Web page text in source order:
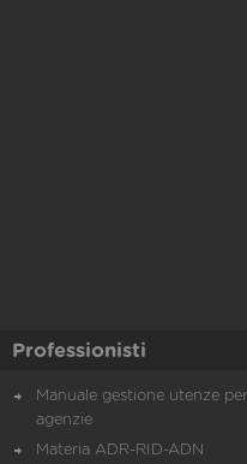
Professionisti
Manuale gestione utenze per
agenzie
Materia ADR-RID-ADN